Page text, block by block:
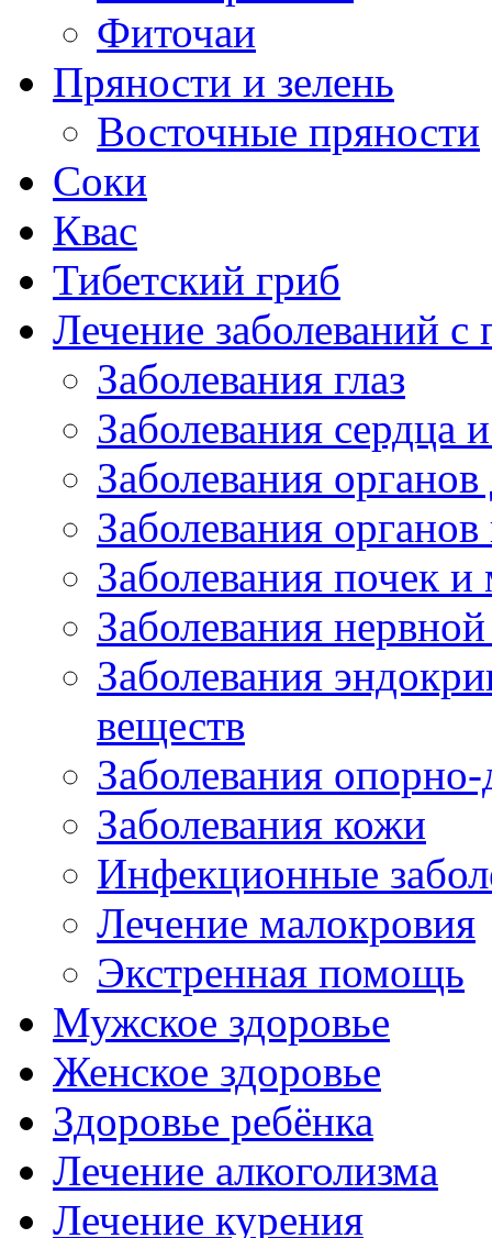
Фиточаи
Пряности и зелень
Восточные пряности
Соки
Квас
Тибетский гриб
Лечение заболеваний
Заболевания глаз
Заболевания сердца
Заболевания
Заболевания
Заболевания почек
Заболевания
Заболевания
веществ
Заболевания опорно-
Заболевания кожи
Инфекционные
Лечение малокровия
Экстренная помощь
Мужское здоровье
Женское здоровье
Здоровье ребёнка
Лечение алкоголизма
Лечение курения